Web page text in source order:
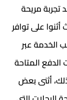
تجربة مريحة
على توافر
الخدمة عبر
الدفع المتاحة
أثنى بعض